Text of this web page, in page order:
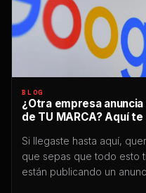
BLOG
¿Otra empresa
de TU MARCA? Aquí
Si llegaste hasta aquí,
que sepas que todo esto
están publicando un